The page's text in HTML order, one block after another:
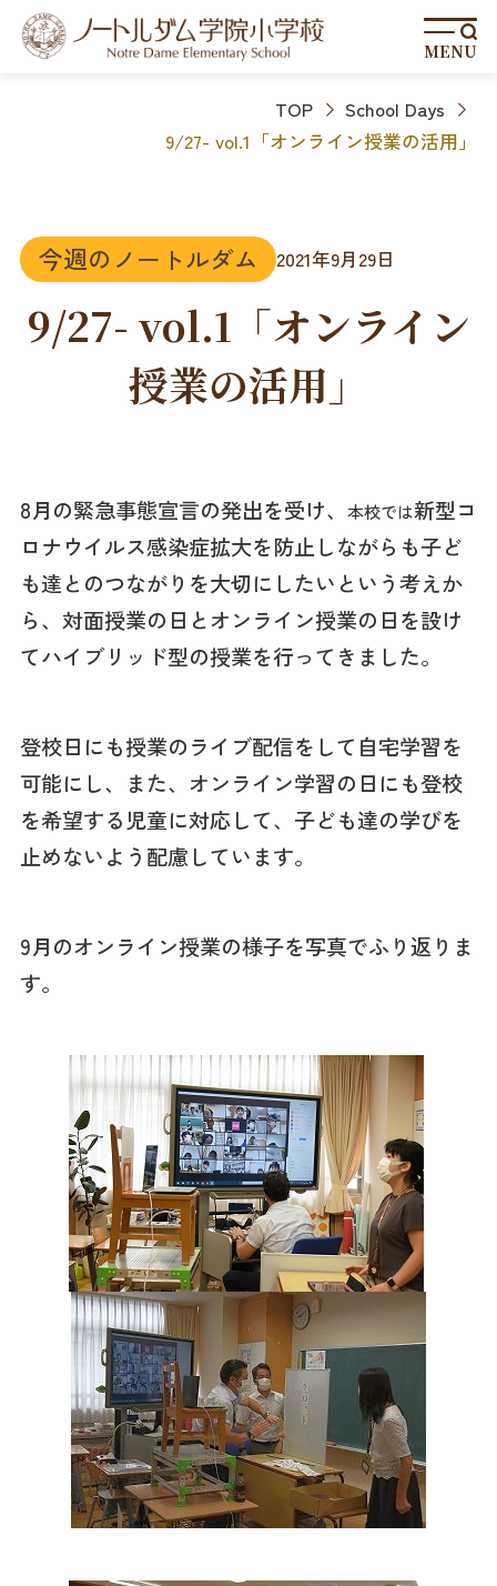
MENU
TOP
School Days
9/27- vol.1「オンライン授業の活用」
今週のノートルダム 2021年9月29日
9/27- vol.1「オンライン
授業の活用」
8月の緊急事態宣言の発出を受け、 本校では新型コ
ロナウイルス感染症拡大を防止しながらも子ど
も達とのつながりを大切にしたいという考えか
ら、対面授業の日とオンライン授業の日を設け
てハイブリッド型の授業を行ってきました。
登校日にも授業のライブ配信をして自宅学習を
可能にし、また、オンライン学習の日にも登校
を希望する児童に対応して、子ども達の学びを
止めないよう配慮しています。
9月のオンライン授業の様子を写真でふり返りま
す。